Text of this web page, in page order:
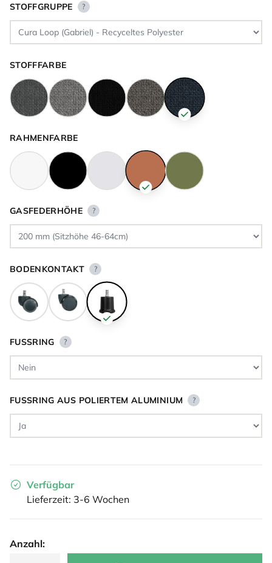
STOFFGRUPPE ?
STOFFFARBE
RAHMENFARBE
GASFEDERHÖHE ?
BODENKONTAKT ?
FUSSRING ?
FUSSRING AUS POLIERTEM ALUMINIUM ?
Verfügbar
Lieferzeit: 3-6 Wochen
Anzahl: